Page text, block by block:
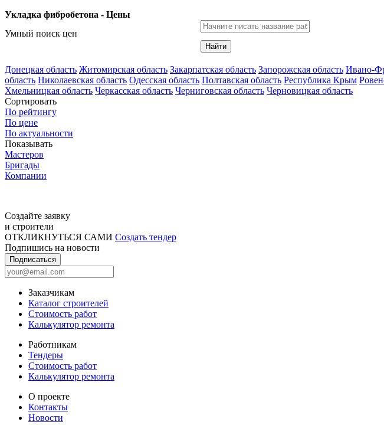
Укладка фибробетона - Цены
Умный поиск цен
Найти
Донецкая область Житомирская область Закарпатская область Запорожская область Ивано-
область Николаевская область Одесская область Полтавская область Республика Крым
Хмельницкая область Черкасская область Черниговская область Черновицкая область
Сортировать
По рейтингу
По цене
По актуальности
Показывать
Мастеров
Бригады
Компании
Создайте заявку
и строители
ОТКЛИКНУТЬСЯ САМИ Создать тендер
Подпишись на новости
Подписаться
Заказчикам
Каталог строителей
Стоимость работ
Калькулятор ремонта
Работникам
Тендеры
Стоимость работ
Калькулятор ремонта
О проекте
Контакты
Новости